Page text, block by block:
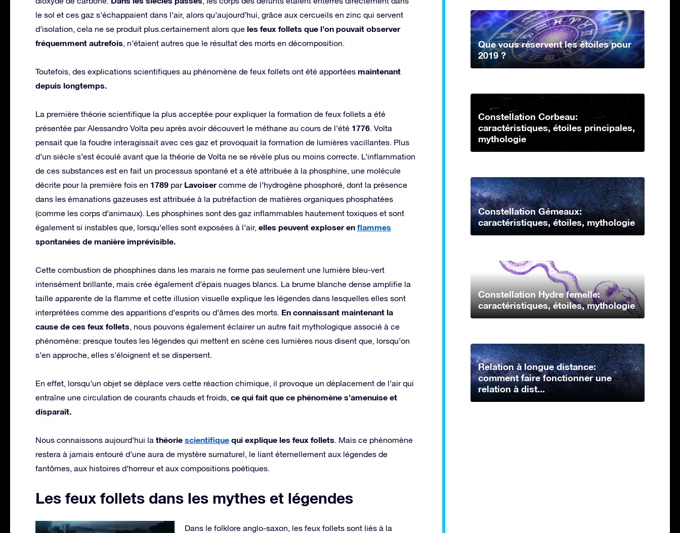
le sol et ces gaz s’échappaient dans l’air, alors qu’aujourd’hui, grâce aux cercueils en zinc qui servent
d’isolation, cela ne se produit plus.certainement alors que les feux follets que l’on pouvait observer
fréquemment autrefois, n’étaient autres que le résultat des morts en décomposition.
Toutefois, des explications scientifiques au phénomène de feux follets ont été apportées maintenant
depuis longtemps.
La première théorie scientifique la plus acceptée pour expliquer la formation de feux follets a été
présentée par Alessandro Volta peu après avoir découvert le méthane au cours de l’été 1776. Volta
pensait que la foudre interagissait avec ces gaz et provoquait la formation de lumières vacillantes. Plus
d’un siècle s’est écoulé avant que la théorie de Volta ne se révèle plus ou moins correcte. L’inflammation
de ces substances est en fait un processus spontané et a été attribuée à la phosphine, une molécule
décrite pour la première fois en 1789 par Lavoisercomme de l’hydrogène phosphoré, dont la présence
dans les émanations gazeuses est attribuée à la putréfaction de matières organiques phosphatées
(comme les corps d’animaux). Les phosphines sont des gaz inflammables hautement toxiques et sont
également si instables que, lorsqu’elles sont exposées à l’air, elles peuvent exploser en flammes
spontanées de manière imprévisible.
Cette combustion de phosphines dans les marais ne forme pas seulement une lumière bleu-vert
intensément brillante, mais crée également d’épais nuages blancs. La brume blanche dense amplifie la
taille apparente de la flamme et cette illusion visuelle explique les légendes dans lesquelles elles sont
interprétées comme des apparitions d’esprits ou d’âmes des morts. En connaissant maintenant la
cause de ces feux follets, nous pouvons également éclairer un autre fait mythologique associé à ce
phénomène: presque toutes les légendes qui mettent en scène ces lumières nous disent que, lorsqu’on
s’en approche, elles s’éloignent et se dispersent.
En effet, lorsqu’un objet se déplace vers cette réaction chimique, il provoque un déplacement de l’air qui
entraîne une circulation de courants chauds et froids, ce qui fait que ce phénomène s’amenuise et
disparaît.
Nous connaissons aujourd’hui la théorie scientifique qui explique les feux follets. Mais ce phénomène
restera à jamais entouré d’une aura de mystère surnaturel, le liant éternellement aux légendes de
fantômes, aux histoires d’horreur et aux compositions poétiques.
Les feux follets dans les mythes et légendes
Dans le folklore anglo-saxon, les feux follets sont liés à la
Que vous réservent les étoiles pour
2019 ?
Constellation Corbeau:
caractéristiques, étoiles principales,
mythologie
Constellation Gémeaux:
caractéristiques, étoiles, mythologie
Constellation Hydre femelle:
caractéristiques, étoiles, mythologie
Relation à longue distance:
comment faire fonctionner une
relation à dist...